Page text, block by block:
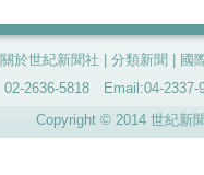
關於世紀新聞社 分類新聞
國
2636-5818 Email:04-
Copyright © 2014 世紀新